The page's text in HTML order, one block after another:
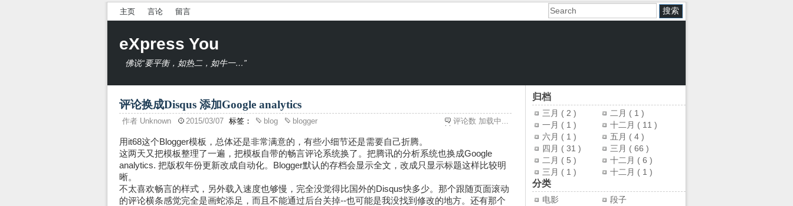
主页 言论 留言
eXpress You
佛说“要平衡，如热二，如牛一…”
评论换成Disqus 添加Google analytics
作者 Unknown 2015/03/07 标签： blog blogger 评论数 加载中...
用it68这个Blogger模板，总体还是非常满意的，有些小细节还是需要自己折腾。
这两天又把模板整理了一遍，把模板自带的畅言评论系统换了。把腾讯的分析系统也换成Google
analytics. 把版权年份更新改成自动化。Blogger默认的存档会显示全文，改成只显示标题这样比较明
晰。
不太喜欢畅言的样式，另外载入速度也够慢，完全没觉得比国外的Disqus快多少。那个跟随页面滚动
的评论横条感觉完全是画蛇添足，而且不能通过后台关掉--也可能是我没找到修改的地方。还有那个
归档
三月 ( 2 ) 二月 ( 1 )
一月 ( 1 ) 十二月 ( 11 )
六月 ( 1 ) 五月 ( 4 )
四月 ( 31 ) 三月 ( 66 )
二月 ( 5 ) 十二月 ( 6 )
三月 ( 1 ) 十二月 ( 1 )
分类
电影
段子